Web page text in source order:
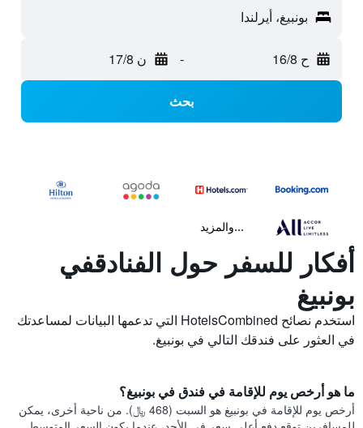
بونبيغ، أيرلندا
ح 16/8 - ن 17/8
بحث
...والمزيد
أفكار للسفر حول الفنادقفي
بونبيغ
استخدم نصائح HotelsCombined التي تدعمها البيانات لمساعدتك
في العثور على فندقك التالي في بونبيغ.
ما هو أرخص يوم للإقامة في فندق في بونبيغ؟
أرخص يوم للإقامة في بونبيغ هو السبت (468 ﷼). من ناحية أخرى، يمكن